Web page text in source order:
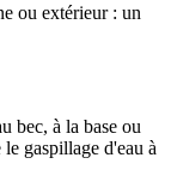
ou extérieur : un
bec, à la base ou
gaspillage d'eau à